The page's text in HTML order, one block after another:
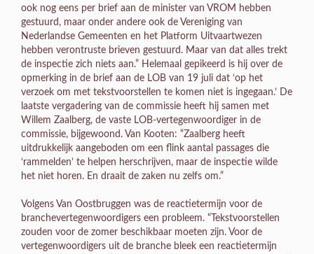
ook nog eens per brief aan de minister van VROM hebben
gestuurd, maar onder andere ook de Vereniging van
Nederlandse Gemeenten en het Platform Uitvaartwezen
hebben verontruste brieven gestuurd. Maar van dat alles trekt
de inspectie zich niets aan.” Helemaal gepikeerd is hij over de
opmerking in de brief aan de LOB van 19 juli dat ‘op het
verzoek om met tekstvoorstellen te komen niet is ingegaan.’ De
laatste vergadering van de commissie heeft hij samen met
Willem Zaalberg, de vaste LOB-vertegenwoordiger in de
commissie, bijgewoond. Van Kooten: “Zaalberg heeft
uitdrukkelijk aangeboden om een flink aantal passages die
‘rammelden’ te helpen herschrijven, maar de inspectie wilde
het niet horen. En draait de zaken nu zelfs om.”
Volgens Van Oostbruggen was de reactietermijn voor de
branchevertegenwoordigers een probleem. “Tekstvoorstellen
zouden voor de zomer beschikbaar moeten zijn. Voor de
vertegenwoordigers uit de branche bleek een reactietermijn